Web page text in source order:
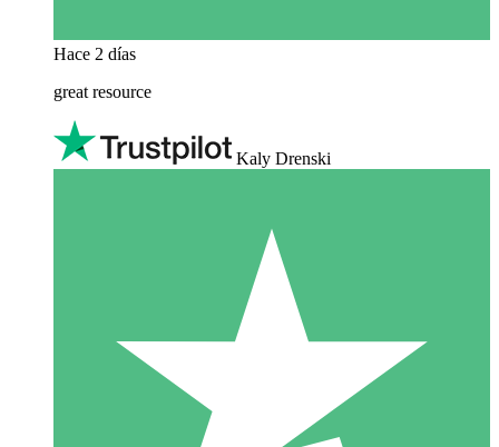
Hace 2 días
great resource
Kaly Drenski